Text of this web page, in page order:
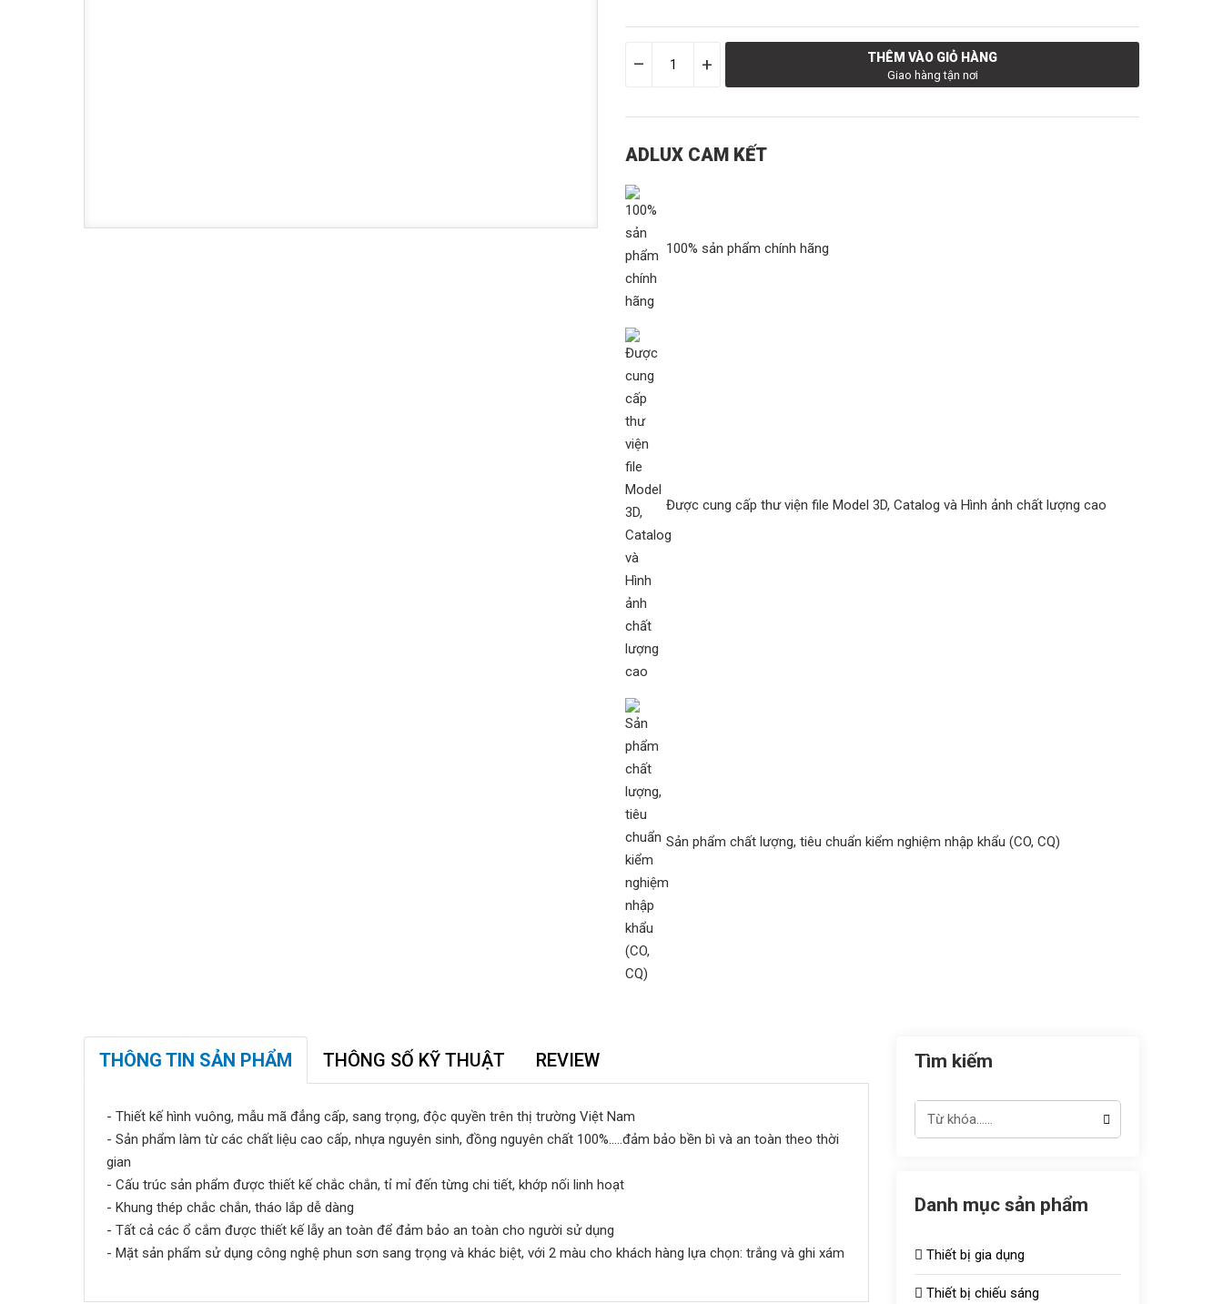
– + THÊM VÀO GIỎ HÀNG
Giao hàng tận nơi
ADLUX CAM KẾT
100% sản phẩm chính hãng
Được cung cấp thư viện file Model 3D, Catalog và Hình ảnh chất lượng cao
Sản phẩm chất lượng, tiêu chuẩn kiểm nghiệm nhập khẩu (CO, CQ)
THÔNG TIN SẢN PHẨM THÔNG SỐ KỸ THUẬT REVIEW
- Thiết kế hình vuông, mẫu mã đẳng cấp, sang trọng, độc quyền trên thị trường Việt Nam
- Sản phẩm làm từ các chất liệu cao cấp, nhựa nguyên sinh, đồng nguyên chất 100%.....đảm bảo bền bì và an toàn theo thời
gian
- Cấu trúc sản phẩm được thiết kế chắc chắn, tỉ mỉ đến từng chi tiết, khớp nối linh hoạt
- Khung thép chắc chắn, tháo lắp dễ dàng
- Tất cả các ổ cắm được thiết kế lẫy an toàn để đảm bảo an toàn cho người sử dụng
- Mặt sản phẩm sử dụng công nghệ phun sơn sang trọng và khác biệt, với 2 màu cho khách hàng lựa chọn: trắng và ghi xám
Tìm kiếm
Danh mục sản phẩm
Thiết bị gia dụng
Thiết bị chiếu sáng